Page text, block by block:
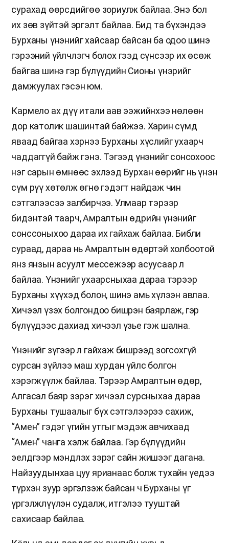
сурахад өөрсдийгөө зориулж байлаа. Энэ бол
их зөв зүйтэй эргэлт байлаа. Бид та бүхэндээ
Бурханы үнэнийг хайсаар байсан ба одоо шинэ
гэрээний үйлчлэгч болох гээд сүнсээр их өсөж
байгаа шинэ гэр бүлүүдийн Сионы үнэрийг
дамжуулах гэсэн юм.
Кармело ах дүү итали аав ээжийнхээ нөлөөн
дор католик шашинтай байжээ. Харин сүмд
яваад байгаа хэрнээ Бурханы хүслийг ухаарч
чаддаггүй байж гэнэ. Тэгээд үнэнийг сонсохоос
нэг сарын өмнөөс эхлээд Бурхан өөрийг нь үнэн
сүм рүү хөтөлж өгнө гэдэгт найдаж чин
сэтгэлээсээ залбирчээ. Улмаар тэрээр
бидэнтэй таарч, Амралтын өдрийн үнэнийг
сонссоныхоо дараа их гайхаж байлаа. Библи
сураад, дараа нь Амралтын өдөртэй холбоотой
янз янзын асуулт мессежээр асуусаар л
байлаа. Үнэнийг ухаарсныхаа дараа тэрээр
Бурханы хүүхэд болон, шинэ амь хүлээн авлаа.
Хичээл үзэх болгондоо бишрэн баярлаж, гэр
бүлүүдээс дахиад хичээл үзье гэж шална.
Үнэнийг зүгээр л гайхаж бишрээд зогсохгүй
сурсан зүйлээ маш хурдан үйлс болгон
хэрэгжүүлж байлаа. Тэрээр Амралтын өдөр,
Алгасал баяр зэрэг хичээл сурсныхаа дараа
Бурханы тушаалыг бүх сэтгэлээрээ сахиж,
“Амен” гэдэг үгийн утгыг мэдэж авчихаад
“Амен” чанга хэлж байлаа. Гэр бүлүүдийн
эелдгээр мэндлэх зэрэг сайн жишээг дагана.
Найзуудынхаа цуу ярианаас болж тухайн үедээ
түрхэн зуур эргэлзэж байсан ч Бурханы үг
үргэлжлүүлэн судалж, итгэлээ тууштай
сахисаар байлаа.